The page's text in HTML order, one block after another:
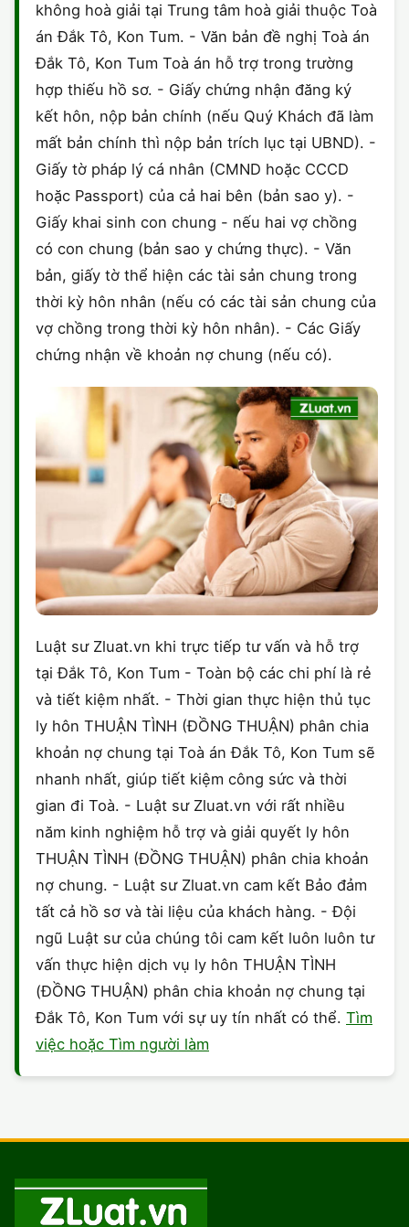
không hoà giải tại Trung tâm hoà giải thuộc Toà
án Đắk Tô, Kon Tum. - Văn bản đề nghị Toà án
Đắk Tô, Kon Tum Toà án hỗ trợ trong trường
hợp thiếu hồ sơ. - Giấy chứng nhận đăng ký
kết hôn, nộp bản chính (nếu Quý Khách đã làm
mất bản chính thì nộp bản trích lục tại UBND). -
Giấy tờ pháp lý cá nhân (CMND hoặc CCCD
hoặc Passport) của cả hai bên (bản sao y). -
Giấy khai sinh con chung - nếu hai vợ chồng
có con chung (bản sao y chứng thực). - Văn
bản, giấy tờ thể hiện các tài sản chung trong
thời kỳ hôn nhân (nếu có các tài sản chung của
vợ chồng trong thời kỳ hôn nhân). - Các Giấy
chứng nhận về khoản nợ chung (nếu có).
Luật sư Zluat.vn khi trực tiếp tư vấn và hỗ trợ
tại Đắk Tô, Kon Tum - Toàn bộ các chi phí là rẻ
và tiết kiệm nhất. - Thời gian thực hiện thủ tục
ly hôn THUẬN TÌNH (ĐỒNG THUẬN) phân chia
khoản nợ chung tại Toà án Đắk Tô, Kon Tum sẽ
nhanh nhất, giúp tiết kiệm công sức và thời
gian đi Toà. - Luật sư Zluat.vn với rất nhiều
năm kinh nghiệm hỗ trợ và giải quyết ly hôn
THUẬN TÌNH (ĐỒNG THUẬN) phân chia khoản
nợ chung. - Luật sư Zluat.vn cam kết Bảo đảm
tất cả hồ sơ và tài liệu của khách hàng. - Đội
ngũ Luật sư của chúng tôi cam kết luôn luôn tư
vấn thực hiện dịch vụ ly hôn THUẬN TÌNH
(ĐỒNG THUẬN) phân chia khoản nợ chung tại
Đắk Tô, Kon Tum với sự uy tín nhất có thể. Tìm
việc hoặc Tìm người làm